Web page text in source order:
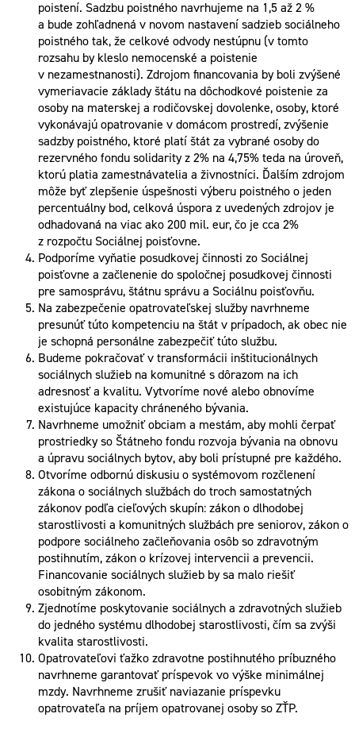
poistení. Sadzbu poistného navrhujeme na 1,5 až 2 %
a bude zohľadnená v novom nastavení sadzieb sociálneho
poistného tak, že celkové odvody nestúpnu (v tomto
rozsahu by kleslo nemocenské a poistenie
v nezamestnanosti). Zdrojom financovania by boli zvýšené
vymeriavacie základy štátu na dôchodkové poistenie za
osoby na materskej a rodičovskej dovolenke, osoby, ktoré
vykonávajú opatrovanie v domácom prostredí, zvýšenie
sadzby poistného, ktoré platí štát za vybrané osoby do
rezervného fondu solidarity z 2% na 4,75% teda na úroveň,
ktorú platia zamestnávatelia a živnostníci. Ďalším zdrojom
môže byť zlepšenie úspešnosti výberu poistného o jeden
percentuálny bod, celková úspora z uvedených zdrojov je
odhadovaná na viac ako 200 mil. eur, čo je cca 2%
z rozpočtu Sociálnej poisťovne.
Podporíme vyňatie posudkovej činnosti zo Sociálnej
poisťovne a začlenenie do spoločnej posudkovej činnosti
pre samosprávu, štátnu správu a Sociálnu poisťovňu.
Na zabezpečenie opatrovateľskej služby navrhneme
presunúť túto kompetenciu na štát v prípadoch, ak obec nie
je schopná personálne zabezpečiť túto službu.
Budeme pokračovať v transformácii inštitucionálnych
sociálnych služieb na komunitné s dôrazom na ich
adresnosť a kvalitu. Vytvoríme nové alebo obnovíme
existujúce kapacity chráneného bývania.
Navrhneme umožniť obciam a mestám, aby mohli čerpať
prostriedky so Štátneho fondu rozvoja bývania na obnovu
a úpravu sociálnych bytov, aby boli prístupné pre každého.
Otvoríme odbornú diskusiu o systémovom rozčlenení
zákona o sociálnych službách do troch samostatných
zákonov podľa cieľových skupín: zákon o dlhodobej
starostlivosti a komunitných službách pre seniorov, zákon o
podpore sociálneho začleňovania osôb so zdravotným
postihnutím, zákon o krízovej intervencii a prevencii.
Financovanie sociálnych služieb by sa malo riešiť
osobitným zákonom.
Zjednotíme poskytovanie sociálnych a zdravotných služieb
do jedného systému dlhodobej starostlivosti, čím sa zvýši
kvalita starostlivosti.
Opatrovateľovi ťažko zdravotne postihnutého príbuzného
navrhneme garantovať príspevok vo výške minimálnej
mzdy. Navrhneme zrušiť naviazanie príspevku
opatrovateľa na príjem opatrovanej osoby so ZŤP.